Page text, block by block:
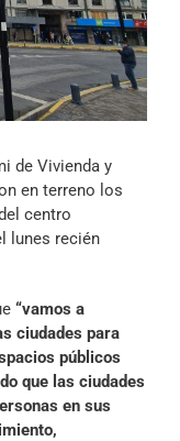
de Vivienda y
en terreno los
centro
lunes recién
“vamos a
ciudades para
públicos
que las ciudades
en sus